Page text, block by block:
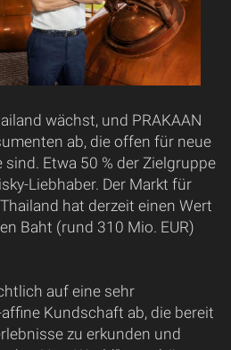
wächst, und PRAKAAN
ab, die offen für neue
Etwa 50 % der Zielgruppe
Liebhaber. Der Markt für
hat derzeit einen Wert
Baht (rund 310 Mio. EUR)
auf eine sehr
Kundschaft ab, die bereit
zu erkunden und